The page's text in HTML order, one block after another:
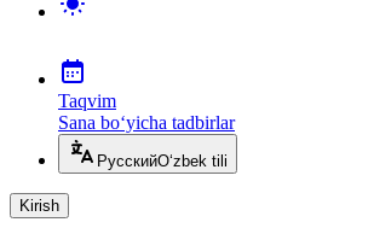
Taqvim
Sana bo‘yicha tadbirlar
РусскийO‘zbek tili
Kirish